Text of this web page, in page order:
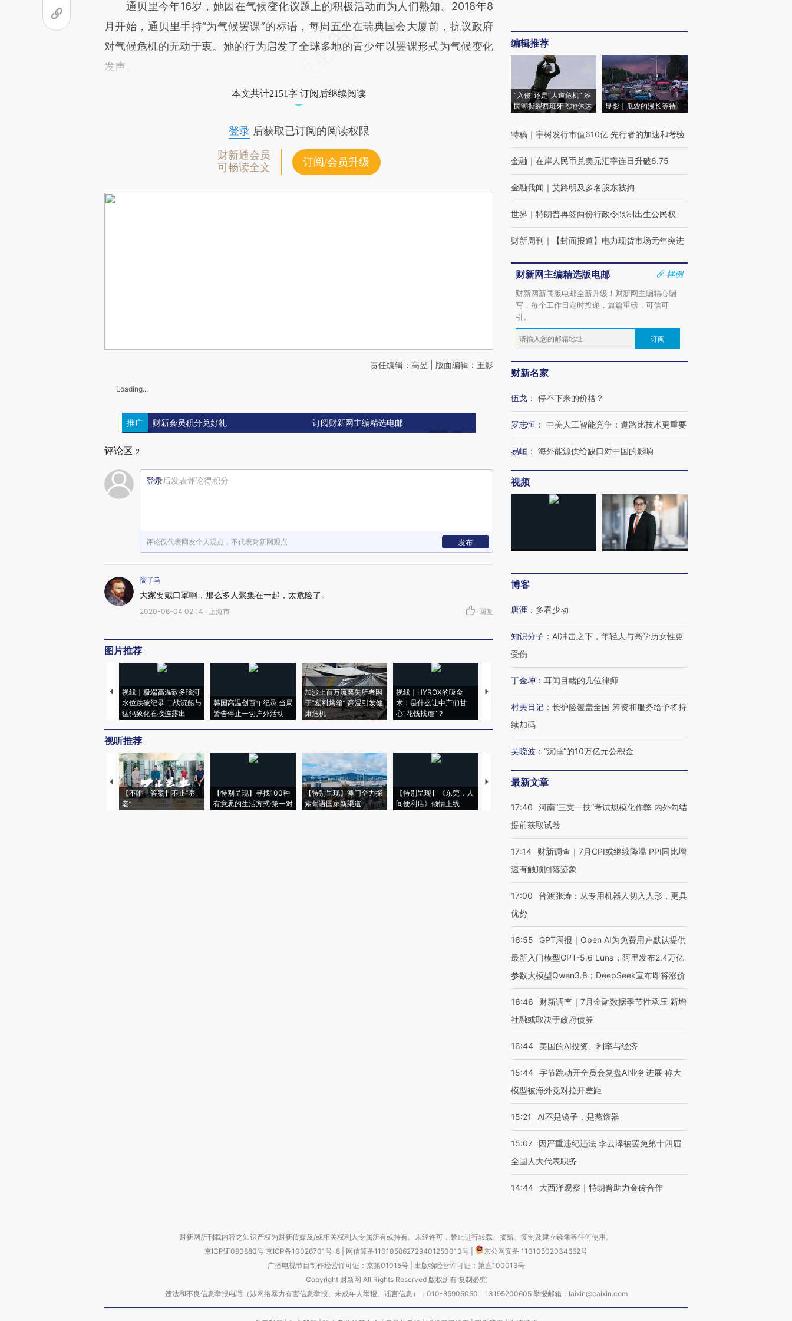
通贝里今年16岁，她因在气候变化议题上的积极活动而为人们熟知。2018年8
月开始，通贝里手持“为气候罢课”的标语，每周五坐在瑞典国会大厦前，抗议政府
对气候危机的无动于衷。她的行为启发了全球多地的青少年以罢课形式为气候变化
发声。
本文共计2151字 订阅后继续阅读
登录后获取已订阅的阅读权限
财新通会员
可畅读全文
订阅/会员升级
责任编辑：高昱 | 版面编辑：王影
Loading...
推广 财新会员积分兑好礼 订阅财新网主编精选电邮
评论区 2
登录后发表评论得积分
评论仅代表网友个人观点，不代表财新网观点 发布
孺子马
大家要戴口罩啊，那么多人聚集在一起，太危险了。
2020-06-04 02:14 · 上海市 · 回复
图片推荐
视线｜极端高温致多瑙河
水位跌破纪录 二战沉船与
猛犸象化石接连露出
韩国高温创百年纪录 当局
警告停止一切户外活动
加沙上百万流离失所者困
于“塑料烤箱” 高温引发健
康危机
视线｜HYROX的吸金
术：是什么让中产们甘
心“花钱找虐”？
马航飞行员跨国走私7万
粒摇头丸 尿检体内含3种
视线｜被称为“蟑螂”的印
度Z世代 用街头抗争将教
育部长拱下台
视线｜“入侵”还是“人道危
机”？难民潮撕裂西班牙
飞地休达
视听推荐
【不唯一答案】不止“养
老”
【特别呈现】寻找100种
有意思的生活方式·第一对
【特别呈现】澳门全力探
索葡语国家新渠道
【特别呈现】《东莞，人
间便利店》倾情上线
【推广】走进第四届链博
有意思的生活方式·第三对
住三大增长引擎是什么？
编辑推荐
“入侵”还是“人道危机” 难
民潮撕裂西班牙飞地休达
显影｜瓜农的漫长等待
特稿 ｜ 宇树发行市值610亿 先行者的加速和考验
金融 ｜ 在岸人民币兑美元汇率连日升破6.75
金融我闻 ｜ 艾路明及多名股东被拘
世界 ｜ 特朗普再签两份行政令限制出生公民权
财新周刊 ｜ 【封面报道】电力现货市场元年突进
财新网主编精选版电邮
样例
财新网新闻版电邮全新升级！财新网主编精心编
写，每个工作日定时投递，篇篇重磅，可信可
引。
订阅
财新名家
伍戈 ： 停不下来的价格？
罗志恒 ： 中美人工智能竞争：道路比技术更重要
易峘 ： 海外能源供给缺口对中国的影响
视频
博客
唐涯 ： 多看少动
知识分子 ： AI冲击之下，年轻人与高学历女性更
受伤
丁金坤 ： 耳闻目睹的几位律师
村夫日记 ： 长护险覆盖全国 筹资和服务给予将持
续加码
吴晓波 ： “沉睡”的10万亿元公积金
最新文章
17:40
河南“三支一扶”考试规模化作弊 内外勾结
提前获取试卷
17:14
财新调查｜7月CPI或继续降温 PPI同比增
速有触顶回落迹象
17:00
普渡张涛：从专用机器人切入人形，更具
优势
16:55
GPT周报｜Open AI为免费用户默认提供
最新入门模型GPT-5.6 Luna；阿里发布2.4万亿
参数大模型Qwen3.8；DeepSeek宣布即将涨价
16:46
财新调查｜7月金融数据季节性承压 新增
社融或取决于政府债券
16:44 美国的AI投资、利率与经济
15:44 字节跳动开全员会复盘AI业务进展 称大
模型被海外竞对拉开差距
15:21 AI不是镜子，是蒸馏器
15:07
因严重违纪违法 李云泽被罢免第十四届
全国人大代表职务
14:44 大西洋观察｜特朗普助力金砖合作
财新网所刊载内容之知识产权为财新传媒及/或相关权利人专属所有或持有。未经许可，禁止进行转载、摘编、复制及建立镜像等任何使用。
京ICP证090880号 京ICP备10026701号-8 网信算备110105862729401250013号
京公网安备 11010502034662号
广播电视节目制作经营许可证：京第01015号| 出版物经营许可证：第直100013号
Copyright 财新网 All Rights Reserved 版权所有 复制必究
违法和不良信息举报电话（涉网络暴力有害信息举报、未成年人举报、谣言信息）：010-85905050 13195200605 举报邮箱：laixin@caixin.com